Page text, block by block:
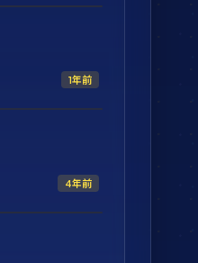
1年前
4年前